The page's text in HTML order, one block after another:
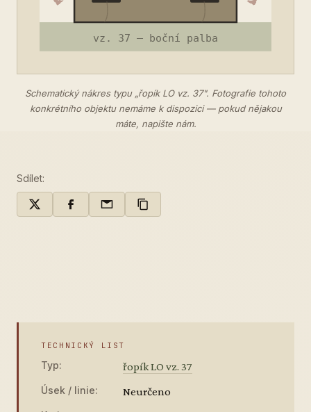
Schematický nákres typu „řopík LO vz. 37". Fotografie tohoto
konkrétního objektu nemáme k dispozici — pokud nějakou
máte, napište nám.
Sdílet:
TECHNICKÝ LIST
Typ: řopík LO vz. 37
Úsek / linie: Neurčeno